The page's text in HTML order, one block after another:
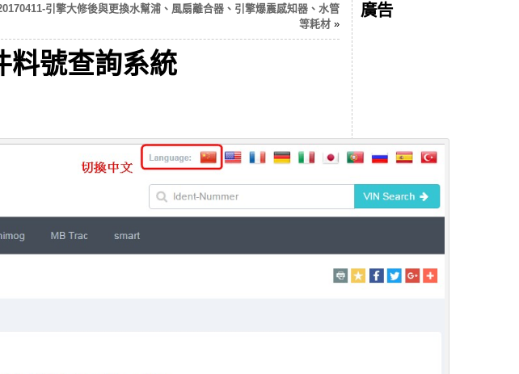
引擎大修後與更換水幫浦、風扇離合器、引擎爆震感知器、水管
等耗材»
料號查詢系統
廣告